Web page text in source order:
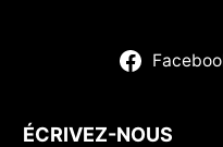
ÉCRIVEZ-NOUS